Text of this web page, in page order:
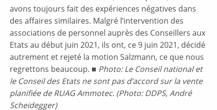
avons toujours fait des expériences négatives dans
des affaires similaires. Malgré l’intervention des
associations de personnel auprès des Conseillers aux
Etats au début juin 2021, ils ont, ce 9 juin 2021, décidé
autrement et rejeté la motion Salzmann, ce que nous
regrettons beaucoup. ■ Photo: Le Conseil national et
le Conseil des Etats ne sont pas d’accord sur la vente
planifiée de RUAG Ammotec. (Photo: DDPS, André
Scheidegger)